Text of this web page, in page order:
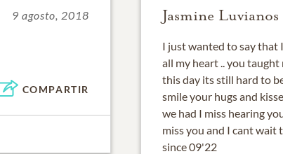
9 agosto, 2018
COMPARTIR
Jasmine Luvianos
I just wanted to say that
all my heart .. you
this day its still hard to
smile your hugs and
we had I miss hearing
miss you and I cant wait
since 09'22